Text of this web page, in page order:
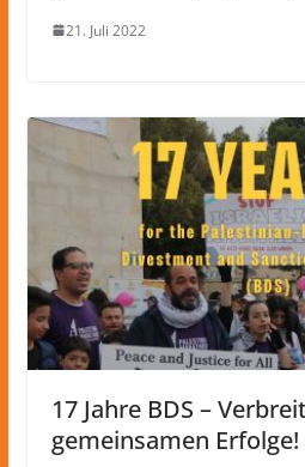
21. Juli 2022
17 Jahre BDS –
gemeinsamen Erfolge!